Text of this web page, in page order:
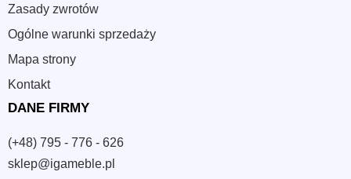
Zasady zwrotów
Ogólne warunki sprzedaży
Mapa strony
Kontakt
DANE FIRMY
(+48) 795 - 776 - 626
sklep@igameble.pl